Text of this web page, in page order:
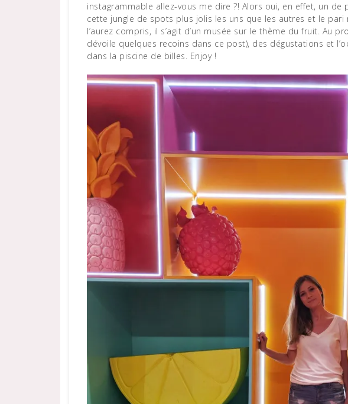
instagrammable allez-vous me dire ?! Alors oui, en effet, un
cette jungle de spots plus jolis les uns que les autres et le
l’aurez compris, il s’agit d’un musée sur le thème du fruit. Au
dévoile quelques recoins dans ce post), des dégustations et
dans la piscine de billes. Enjoy !